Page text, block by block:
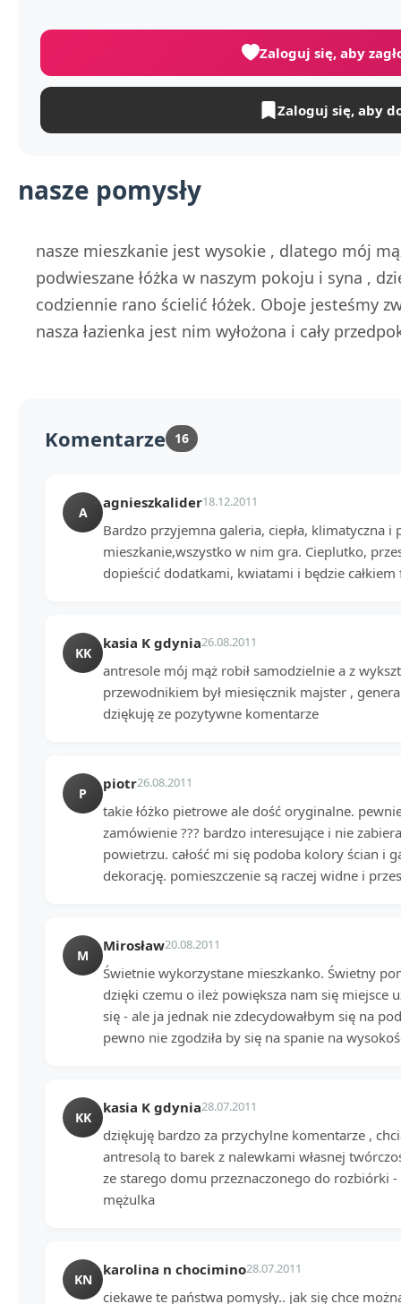
nasze pomysły
nasze mieszkanie jest wysokie , dlatego mój
podwieszane łóżka w naszym pokoju i syna ,
codziennie rano ścielić łóżek. Oboje jesteśmy
nasza łazienka jest nim wyłożona i cały
Zaloguj się, aby
Zaloguj się, aby
Komentarze 16
A
agnieszkalider18.12.2011
Bardzo przyjemna galeria, ciepła, klimatyczna i
mieszkanie,wszystko w nim gra. Cieplutko,
dopieścić dodatkami, kwiatami i będzie całkiem
KK
kasia K gdynia26.08.2011
antresole mój mąż robił samodzielnie a z
przewodnikiem był miesięcznik majster ,
dziękuję ze pozytywne komentarze
P
piotr26.08.2011
takie łóżko pietrowe ale dość oryginalne.
zamówienie ??? bardzo interesujące i nie
powietrzu. całość mi się podoba kolory ścian i
dekorację. pomieszczenie są raczej widne i
M
Mirosław20.08.2011
Świetnie wykorzystane mieszkanko. Świetny
dzięki czemu o ileż powiększa nam się miejsce
się - ale ja jednak nie zdecydowałbym się na
pewno nie zgodziła by się na spanie na
KK
kasia K gdynia28.07.2011
dziękuję bardzo za przychylne komentarze ,
antresolą to barek z nalewkami własnej
ze starego domu przeznaczonego do rozbiórki
mężulka
KN
karolina n chocimino28.07.2011
ciekawe te państwa pomysły.. jak się chce